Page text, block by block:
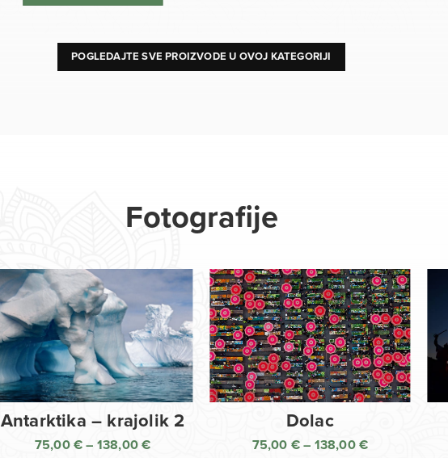
POGLEDAJTE SVE PROIZVODE U OVOJ KATEGORIJI
Fotografije
Antarktika – krajolik 2
75,00 € – 138,00€
Dolac
75,00 € – 138,00 €